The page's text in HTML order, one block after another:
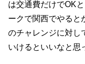
は交通費だけでOK
ークで関西でやると
のチャレンジに対し
いけるといいなと思